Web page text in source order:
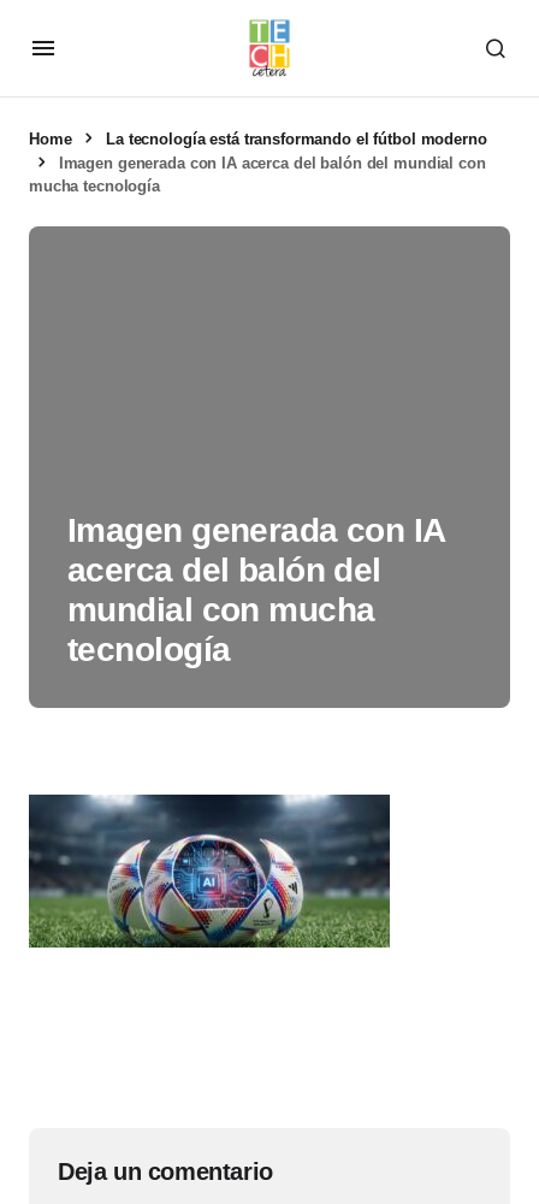
Home
La tecnología está transformando el fútbol moderno
Imagen generada con IA acerca del balón del mundial con
mucha tecnología
Imagen generada con IA
acerca del balón del
mundial con mucha
tecnología
Deja un comentario